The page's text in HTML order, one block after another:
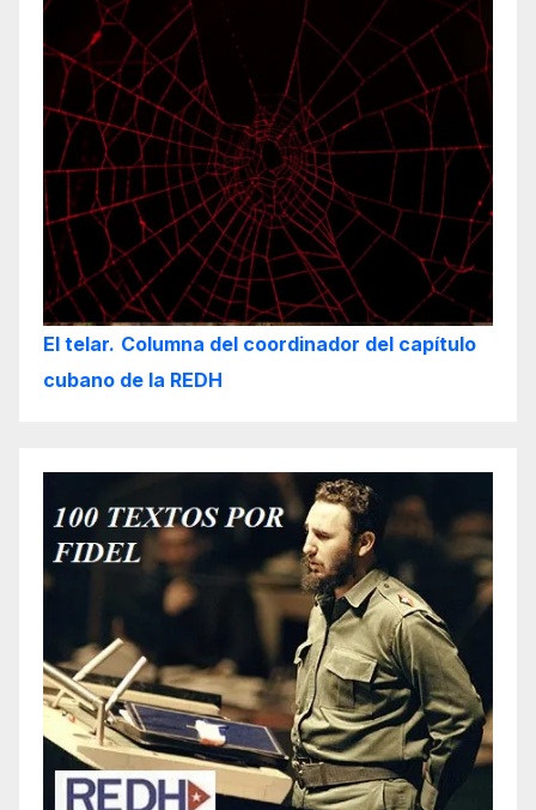
El telar. Columna del coordinador del capítulo
cubano de la REDH